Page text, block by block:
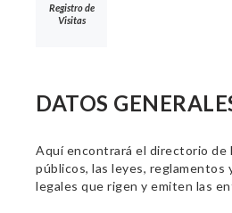
Registro de
Visitas
DATOS
Aquí encontrará el directorio de
públicos, las leyes, reglamentos
legales que rigen y emiten las